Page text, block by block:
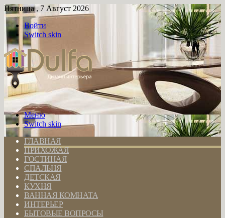
Пятница , 7 Август 2026
Войти
Switch skin
Меню
Switch skin
ГЛАВНАЯ
ПРИХОЖАЯ
ГОСТИНАЯ
СПАЛЬНЯ
ДЕТСКАЯ
КУХНЯ
ВАННАЯ КОМНАТА
ИНТЕРЬЕР
БЫТОВЫЕ ВОПРОСЫ